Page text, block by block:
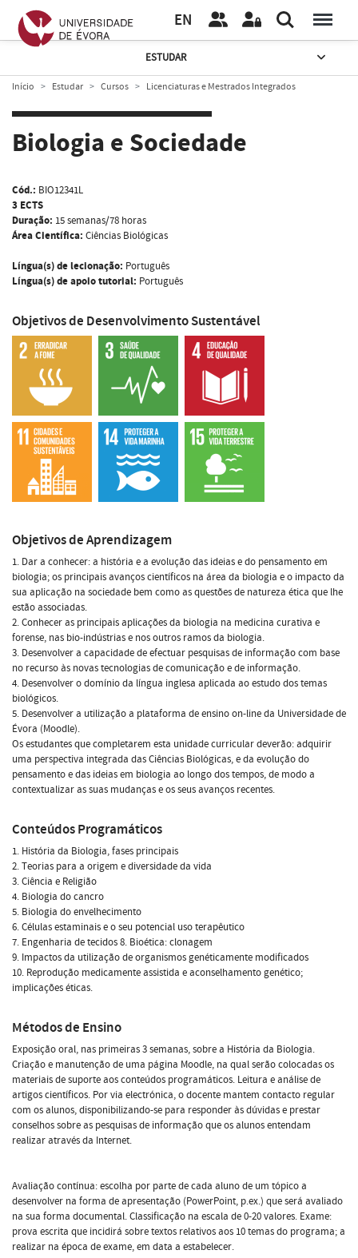
EN
ESTUDAR
Início Estudar Cursos Licenciaturas e Mestrados Integrados
Biologia e Sociedade
Cód.: BIO12341L
3 ECTS
Duração: 15 semanas/78 horas
Área Científica: Ciências Biológicas
Língua(s) de lecionação: Português
Língua(s) de apoio tutorial: Português
Objetivos de Desenvolvimento Sustentável
Objetivos de Aprendizagem
1. Dar a conhecer: a história e a evolução das ideias e do pensamento em
biologia; os principais avanços científicos na área da biologia e o impacto da
sua aplicação na sociedade bem como as questões de natureza ética que lhe
estão associadas.
2. Conhecer as principais aplicações da biologia na medicina curativa e
forense, nas bio-indústrias e nos outros ramos da biologia.
3. Desenvolver a capacidade de efectuar pesquisas de informação com base
no recurso às novas tecnologias de comunicação e de informação.
4. Desenvolver o domínio da língua inglesa aplicada ao estudo dos temas
biológicos.
5. Desenvolver a utilização a plataforma de ensino on-line da Universidade de
Évora (Moodle).
Os estudantes que completarem esta unidade curricular deverão: adquirir
uma perspectiva integrada das Ciências Biológicas, e da evolução do
pensamento e das ideias em biologia ao longo dos tempos, de modo a
contextualizar as suas mudanças e os seus avanços recentes.
Conteúdos Programáticos
1. História da Biologia, fases principais
2. Teorias para a origem e diversidade da vida
3. Ciência e Religião
4. Biologia do cancro
5. Biologia do envelhecimento
6. Células estaminais e o seu potencial uso terapêutico
7. Engenharia de tecidos 8. Bioética: clonagem
9. Impactos da utilização de organismos genéticamente modificados
10. Reprodução medicamente assistida e aconselhamento genético;
implicações éticas.
Métodos de Ensino
Exposição oral, nas primeiras 3 semanas, sobre a História da Biologia.
Criação e manutenção de uma página Moodle, na qual serão colocadas os
materiais de suporte aos conteúdos programáticos. Leitura e análise de
artigos científicos. Por via electrónica, o docente mantem contacto regular
com os alunos, disponibilizando-se para responder às dúvidas e prestar
conselhos sobre as pesquisas de informação que os alunos entendam
realizar através da Internet.
Avaliação contínua: escolha por parte de cada aluno de um tópico a
desenvolver na forma de apresentação (PowerPoint, p.ex.) que será avaliado
na sua forma documental. Classificação na escala de 0-20 valores. Exame:
prova escrita que incidirá sobre textos relativos aos 10 temas do programa; a
realizar na época de exame, em data a estabelecer.